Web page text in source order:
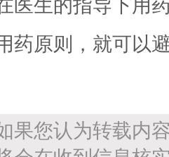
医生的指导下用
药原则，就可以
果您认为转载内